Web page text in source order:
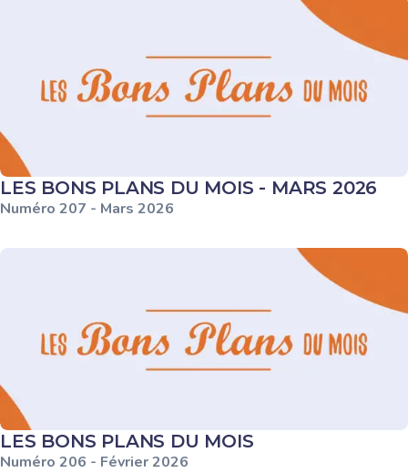
LES BONS PLANS DU MOIS - MARS 2026
Numéro 207 - Mars 2026
LES BONS PLANS DU MOIS
Numéro 206 - Février2026